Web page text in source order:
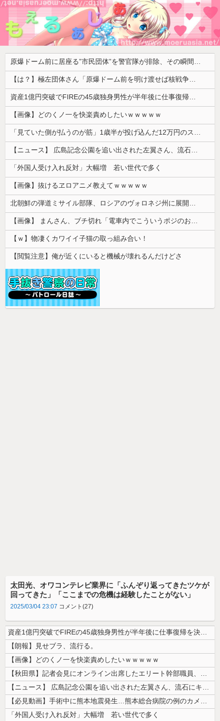
原爆ドーム前に居座る”市民団体”を警官隊が排除、その瞬間に周囲で見守っていた観客たちが……
【は？】極左団体さん「原爆ドーム前を明け渡せば核戦争が始まる！」→ 観衆のマジレスが鋭すぎるとネットで話題に → ｗｗｗｗｗｗｗｗｗｗｗｗ
資産1億円突破でFIREの45歳独身男性が半年後に仕事復帰を決意した「1通の通知」
【画像】どのくノ一を快楽責めしたいｗｗｗｗｗ
「見ていた側が払うのが筋」1歳半が投げ込んだ12万円のスマホ、半額提示した母親は冷たい？
【ニュース】 広島記念公園を追い出された左翼さん、流石にキモすぎて炎上
「外国人受け入れ反対」大幅増 若い世代で多く
【画像】抜けるヱロアニメ教えてｗｗｗｗｗ
北朝鮮の弾道ミサイル部隊、ロシアのヴォロネジ州に展開か…北朝鮮は本質的にウクライナと戦争状態に！
【画像】 まんさん、ブチ切れ「電車内でこういうポジのおじ、ガチでイラネ」→
【ｗ】物凄くカワイイ子猫の取っ組み合い！
【閲覧注意】俺が近くにいると機械が壊れるんだけどさ
太田光、オワコンテレビ業界に「ふんぞり返ってきたツケが
回ってきた」「ここまでの危機は経験したことがない」
2025/03/04 23:07 コメント(27)
資産1億円突破でFIREの45歳独身男性が半年後に仕事復帰を決意した「...
【朗報】見せブラ、流行る。
【画像】どのくノ一を快楽責めしたいｗｗｗｗｗ
【秋田県】記者会見にオンライン出席したエリート幹部職員、バスローブ姿で...
【ニュース】 広島記念公園を追い出された左翼さん、流石にキモすぎて炎上
【必見動画】手術中に熊本地震発生…熊本総合病院の例のカメラ映像、ノーカ...
「外国人受け入れ反対」大幅増 若い世代で多く